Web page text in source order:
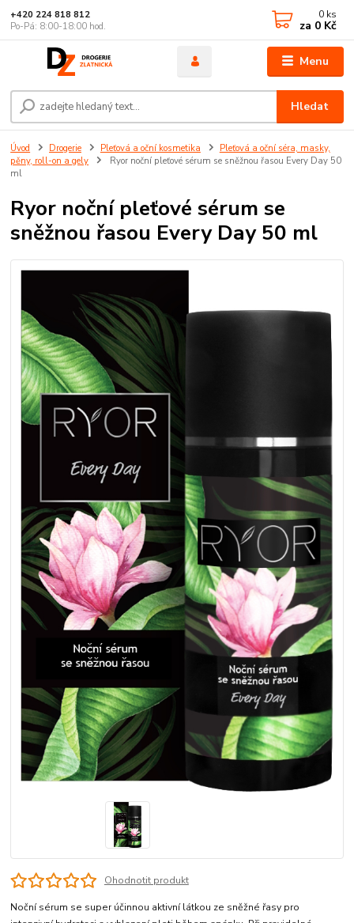
Menu
Hledat
+420 224 818 812
Po-Pá: 8:00-18:00 hod.
0 ks
za 0 Kč
Úvod Drogerie Pleťová a oční kosmetika
Pleťová a oční séra, masky,
pěny, roll-on a gely
Ryor noční pleťové sérum se sněžnou řasou Every Day 50
ml
Ryor noční pleťové sérum se
sněžnou řasou Every Day 50 ml
Ohodnotit produkt
Noční sérum se super účinnou aktivní látkou ze sněžné řasy pro